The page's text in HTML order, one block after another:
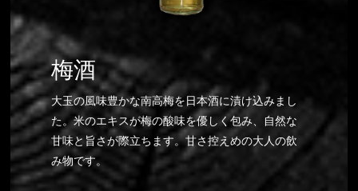
梅酒
大玉の風味豊かな南高梅を日本酒に漬け込みまし
た。米のエキスが梅の酸味を優しく包み、自然な
甘味と旨さが際立ちます。甘さ控えめの大人の飲
み物です。